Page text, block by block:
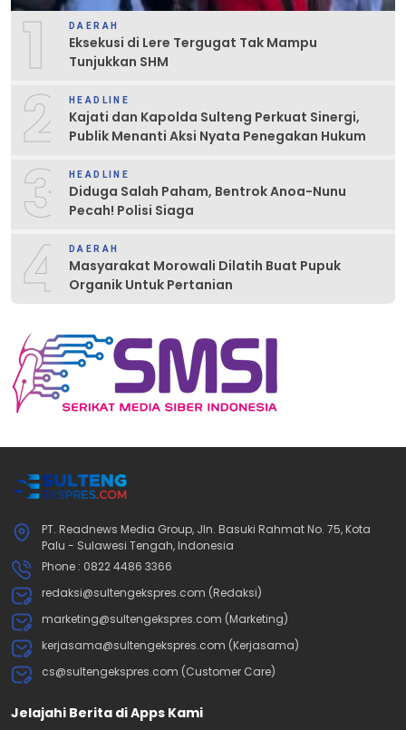
1 DAERAH
Eksekusi di Lere Tergugat Tak Mampu
Tunjukkan SHM
2 HEADLINE
Kajati dan Kapolda Sulteng Perkuat Sinergi,
Publik Menanti Aksi Nyata Penegakan Hukum
3 HEADLINE
Diduga Salah Paham, Bentrok Anoa-Nunu
Pecah! Polisi Siaga
4 DAERAH
Masyarakat Morowali Dilatih Buat Pupuk
Organik Untuk Pertanian
PT. Readnews Media Group, Jln. Basuki Rahmat No. 75, Kota
Palu - Sulawesi Tengah, Indonesia
Phone : 0822 4486 3366
redaksi@sultengekspres.com (Redaksi)
marketing@sultengekspres.com (Marketing)
kerjasama@sultengekspres.com (Kerjasama)
cs@sultengekspres.com (Customer Care)
Jelajahi Berita di Apps Kami